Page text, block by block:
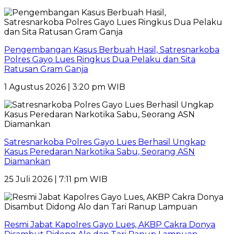
Pengembangan Kasus Berbuah Hasil, Satresnarkoba
Polres Gayo Lues Ringkus Dua Pelaku dan Sita
Ratusan Gram Ganja
1 Agustus 2026 | 3:20 pm WIB
Satresnarkoba Polres Gayo Lues Berhasil Ungkap
Kasus Peredaran Narkotika Sabu, Seorang ASN
Diamankan
25 Juli 2026 | 7:11 pm WIB
Resmi Jabat Kapolres Gayo Lues, AKBP Cakra Donya